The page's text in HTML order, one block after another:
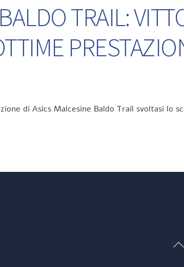
TRAIL:
di Asics Malcesine Baldo Trail svoltasi lo